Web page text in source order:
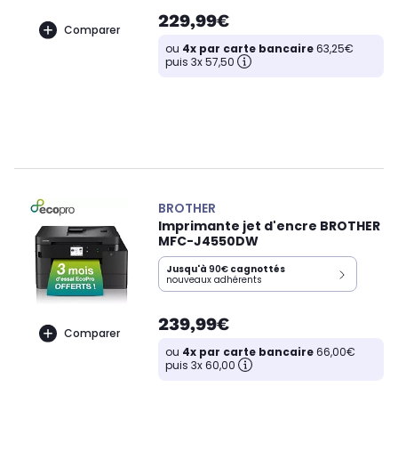
Comparer 229,99€
ou 4x par carte bancaire63,25€
puis 3x 57,50
Comparer
BROTHER
Imprimante jet d'encre BROTHER
MFC-J4550DW
Jusqu'à 90€ cagnottés
nouveaux adhérents
239,99€
ou 4x par carte bancaire66,00€
puis 3x 60,00